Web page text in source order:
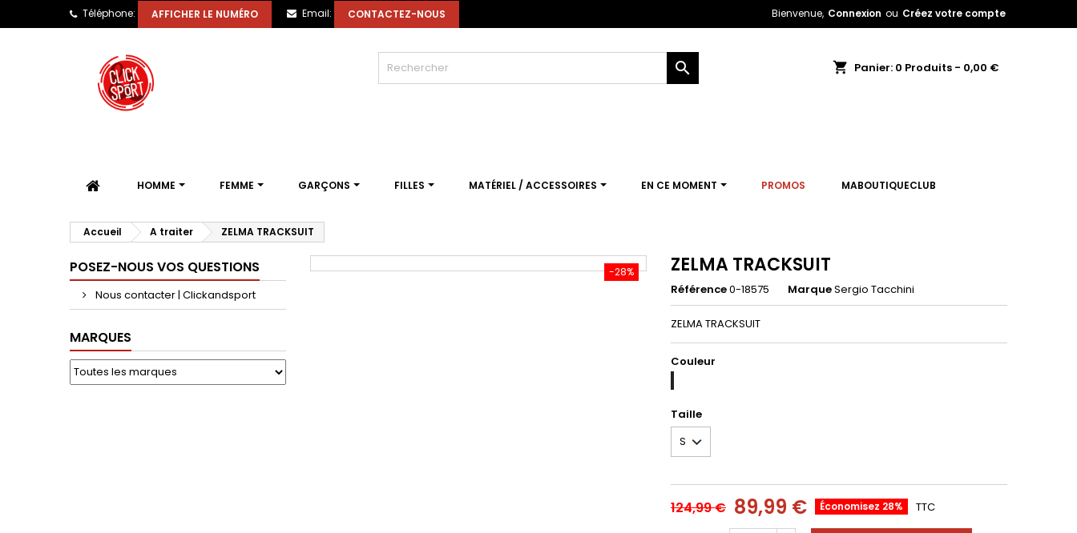
Téléphone: AFFICHER LE NUMÉRO Email: CONTACTEZ-NOUS Bienvenue, Connexion ou Créez votre compte
shopping_cart Panier: 0 Produits - 0,00 €

HOMME FEMME GARÇONS FILLES MATÉRIEL / ACCESSOIRES EN CE MOMENT PROMOS MABOUTIQUECLUB
Accueil A traiter ZELMA TRACKSUIT
POSEZ-NOUS VOS QUESTIONS
Nous contacter | Clickandsport
MARQUES
-28% ZELMA TRACKSUIT
Référence0-18575 MarqueSergio Tacchini
ZELMA TRACKSUIT
Couleur
Taille
124,99 € 89,99 € Économisez 28% TTC